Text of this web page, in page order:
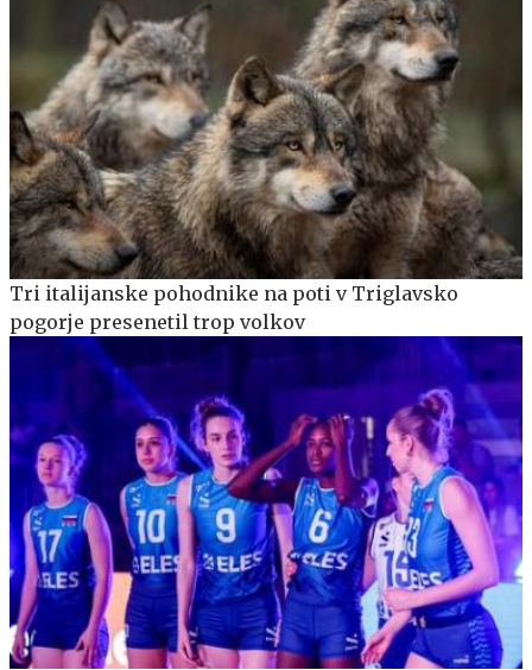
Tri italijanske pohodnike na poti v Triglavsko
pogorje presenetil trop volkov